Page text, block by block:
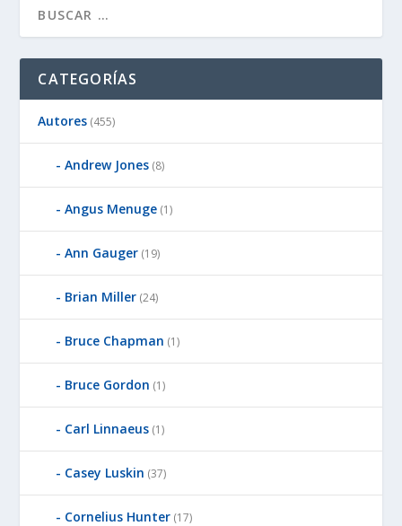
CATEGORÍAS
Autores (455)
Andrew Jones (8)
Angus Menuge (1)
Ann Gauger (19)
Brian Miller (24)
Bruce Chapman (1)
Bruce Gordon (1)
Carl Linnaeus (1)
Casey Luskin (37)
Cornelius Hunter (17)